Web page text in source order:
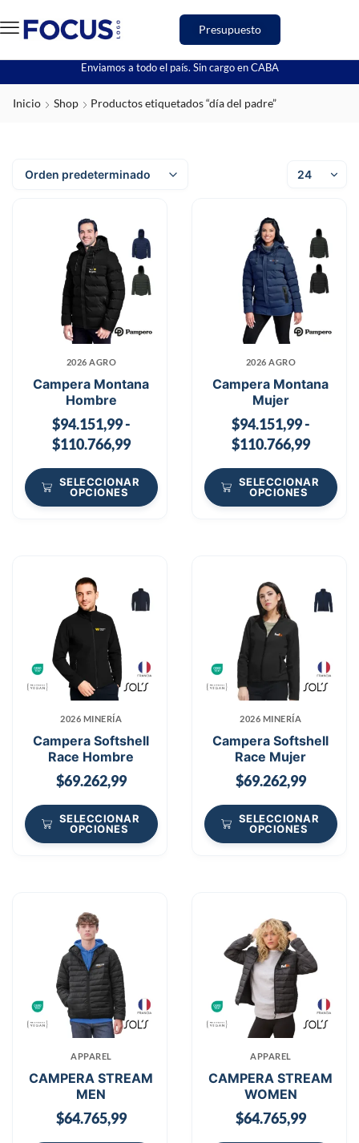
Presupuesto
Enviamos a todo el país. Sin cargo en CABA
Inicio Shop Productos etiquetados “día del padre”
2026 AGRO
Campera Montana
Hombre
$94.151,99-
$110.766,99
SELECCIONAR
OPCIONES
2026 AGRO
Campera Montana
Mujer
$94.151,99-
$110.766,99
SELECCIONAR
OPCIONES
2026 MINERÍA
Campera Softshell
Race Hombre
$69.262,99
SELECCIONAR
OPCIONES
2026 MINERÍA
Campera Softshell
Race Mujer
$69.262,99
SELECCIONAR
OPCIONES
APPAREL
CAMPERA STREAM
MEN
$64.765,99
APPAREL
CAMPERA STREAM
WOMEN
$64.765,99